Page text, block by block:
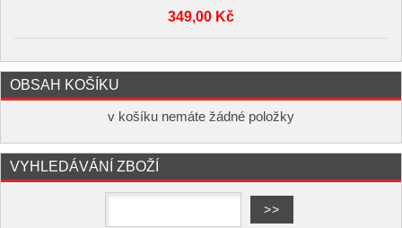
349,00 Kč
OBSAH KOŠÍKU
v košíku nemáte žádné položky
VYHLEDÁVÁNÍ ZBOŽÍ